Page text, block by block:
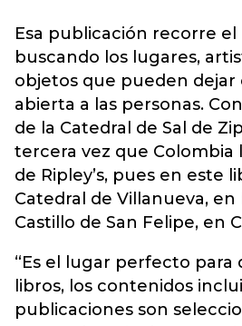
Esa publicación recorre
buscando los lugares,
objetos que pueden dejar
abierta a las personas.
de la Catedral de Sal de
tercera vez que Colombia
de Ripley’s, pues en este
Catedral de Villanueva, en
Castillo de San Felipe, en
“Es el lugar perfecto para
libros, los contenidos
publicaciones son